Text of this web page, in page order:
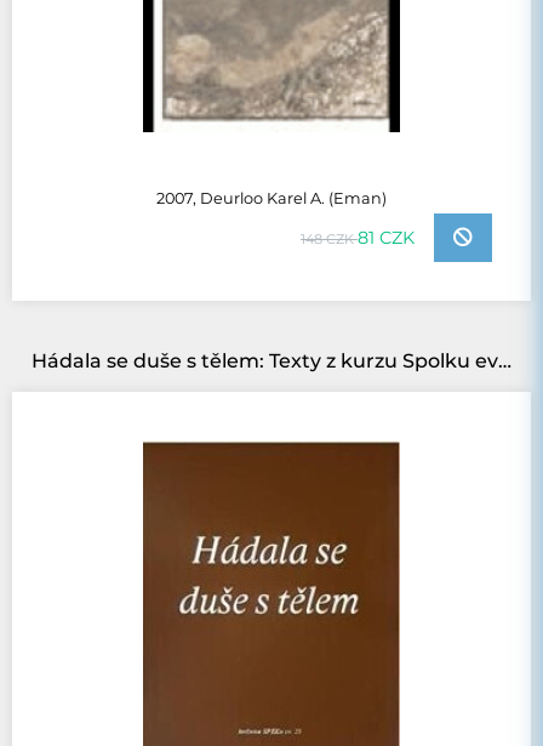
2007, Deurloo Karel A. (Eman)
148 CZK81 CZK
Hádala se duše s tělem: Texty z kurzu Spolku evangelických kazatelů z r. 2020